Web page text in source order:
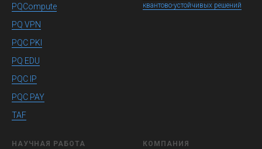
PQCompute
PQ VPN
PQC PKI
PQ EDU
PQC IP
PQC PAY
TAF
квантово-устойчивых решений
НАУЧНАЯ РАБОТА КОМПАНИЯ